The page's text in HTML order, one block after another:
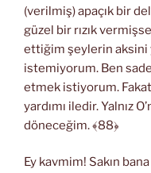
(verilmiş) apaçık bir
güzel bir rızık
ettiğim şeylerin aksini
istemiyorum. Ben
etmek istiyorum. Fakat
yardımı iledir. Yalnız
döneceğim. ﴾88﴿
Ey kavmim! Sakın